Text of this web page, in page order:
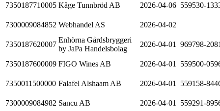
7350187710005 Kåge Tunnbröd AB 2026-04-06 559530-
7300009084852 Webhandel AS 2026-04-02
7350187620007
Enhörna Gårdsbryggeri
by JaPa Handelsbolag
2026-04-01 969798-
7350187600009 FIGO Wines AB 2026-04-01 559500-
7350011500000 Falafel Alshaam AB 2026-04-01 559158-
7300009084982 Sancu AB 2026-04-01 559291-